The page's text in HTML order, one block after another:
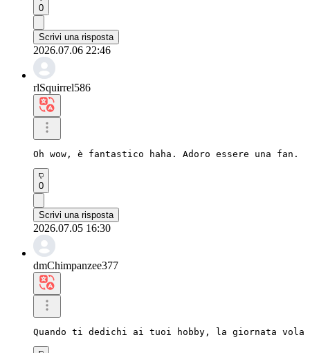
0
Scrivi una risposta
2026.07.06 22:46
rlSquirrel586
Oh wow, è fantastico haha. Adoro essere una fan.
0
Scrivi una risposta
2026.07.05 16:30
dmChimpanzee377
Quando ti dedichi ai tuoi hobby, la giornata